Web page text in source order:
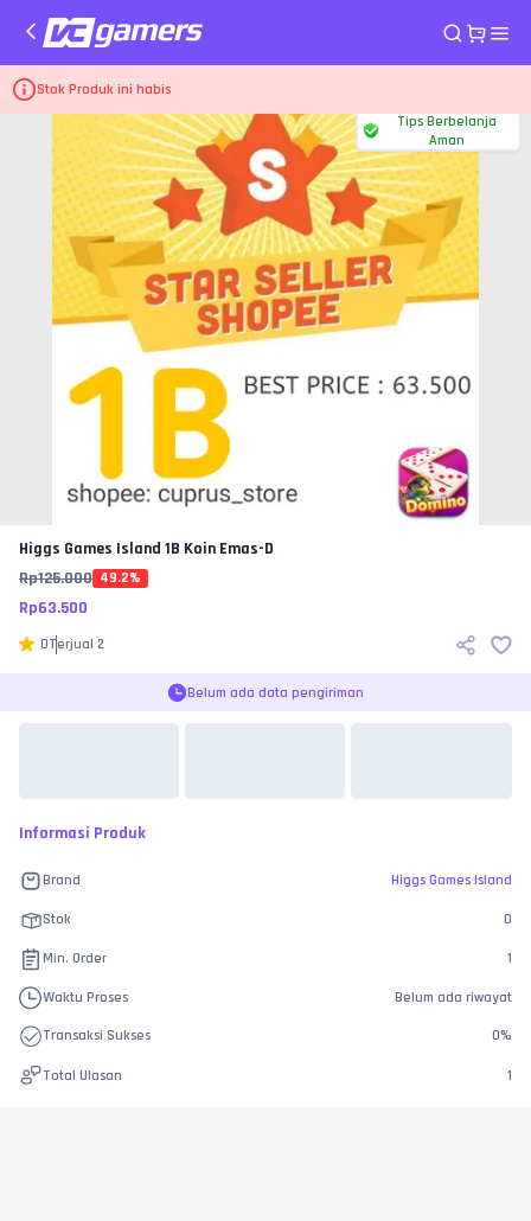
Stok Produk ini habis
Home Top Up Game Higgs Games Island
Tips Berbelanja
Aman
Higgs Games Island 1B Koin Emas-D
Rp125.000 49.2%
Rp63.500
0Terjual 2
Belum ada data pengiriman
Informasi Produk
Brand Higgs Games Island
Stok 0
Min. Order 1
Waktu Proses Belum ada riwayat
Transaksi Sukses 0%
Total Ulasan 1